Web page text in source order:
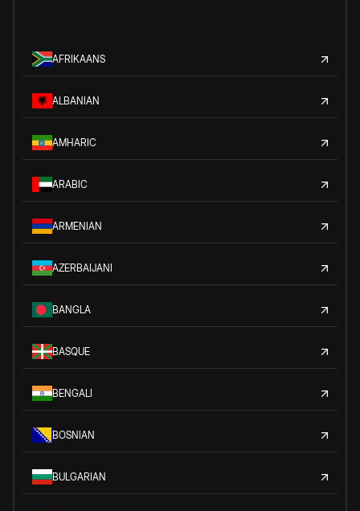
AFRIKAANS
ALBANIAN
AMHARIC
ARABIC
ARMENIAN
AZERBAIJANI
BANGLA
BASQUE
BENGALI
BOSNIAN
BULGARIAN